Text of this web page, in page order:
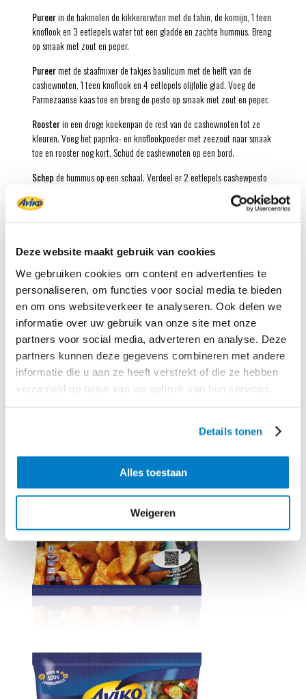
Deze website maakt gebruik van cookies
We gebruiken cookies om content en advertenties te
personaliseren, om functies voor social media te bieden
en om ons websiteverkeer te analyseren. Ook delen we
informatie over uw gebruik van onze site met onze
partners voor social media, adverteren en analyse. Deze
partners kunnen deze gegevens combineren met andere
informatie die u aan ze heeft verstrekt of die ze hebben
verzameld op basis van uw gebruik van hun services.
Details tonen
Alles toestaan
Weigeren
Pureerin de hakmolen de kikkererwten met de tahin, de komijn, 1 teen
knoflook en 3 eetlepels water tot een gladde en zachte hummus. Breng
op smaak met zout en peper.
Pureermet de staafmixer de takjes basilicum met de helft van de
cashewnoten, 1 teen knoflook en 4 eetlepels olijfolie glad. Voeg de
Parmezaanse kaas toe en breng de pesto op smaak met zout en peper.
Roosterin een droge koekenpan de rest van de cashewnoten tot ze
kleuren. Voeg het paprika- en knoflookpoeder met zeezout naar smaak
toe en rooster nog kort. Schud de cashewnoten op een bord.
Schepde hummus op een schaal. Verdeel er 2 eetlepels cashewpesto
over. Besprenkel met de laatste eetlepel olijfolie en bestrooi met de
gebrande cashewnoten. Serveer met de chilipartjes en de
Hummus is een originele dip voor kruidige chilipartjes en knapperige
aardappelbolletjes. Top de hummus met wat pesto en gebrande spicy
cashewnoten voor een extra smaaksensatie.
Tip:Meer gasten? Serveer er ook nog een verpakking Aviko Rösti Mini
(450 g) met de rest van de cashewpesto bij.
Benodigd product